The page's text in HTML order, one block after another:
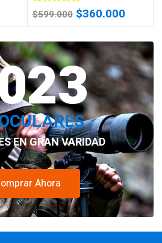
$599.000 El
original
era:
$599.000.
$360.000El
actual
es:
EN GRAN VARIDAD
Ahora